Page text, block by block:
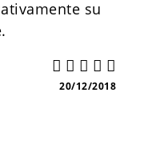
su
20/12/2018